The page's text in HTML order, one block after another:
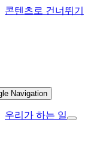
콘텐츠로 건너뛰기
Navigation
우리가 하는 일